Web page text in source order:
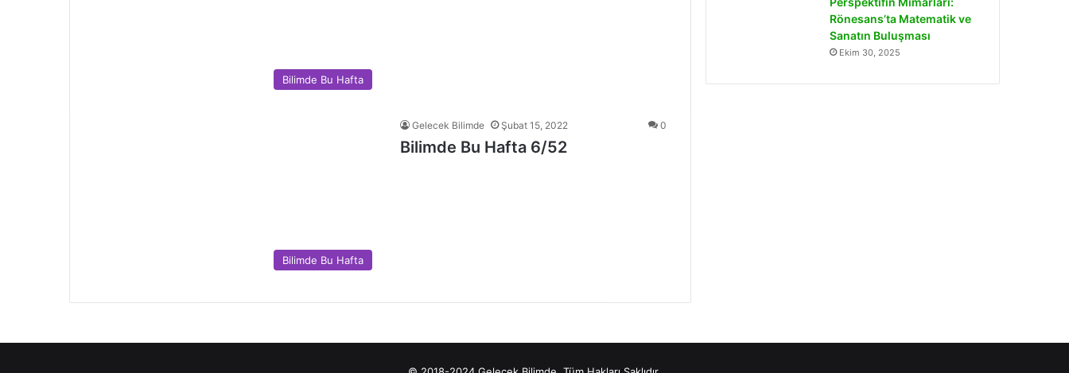
Bilimde Bu Hafta
Bilimde Bu Hafta
Gelecek Bilimde Şubat 15, 2022 0
Bilimde Bu Hafta 6/52
Rönesans’ta Matematik ve
Sanatın Buluşması
Ekim 30, 2025